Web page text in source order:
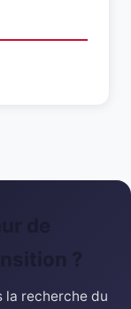
la recherche du